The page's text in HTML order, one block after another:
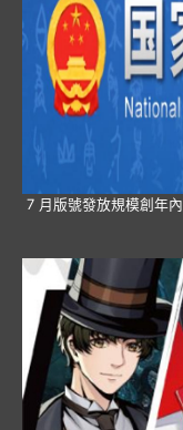
7 月版號發放規模創年